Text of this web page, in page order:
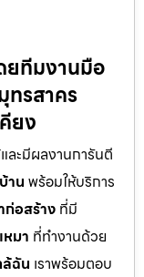
ยทีมงานมือ
ทรสาคร
ยง
และมีผลงานการันตี
านพร้อมให้บริการ
ก่อสร้าง ที่มี
หมา ที่ทำงานด้วย
ล้ฉัน เราพร้อมตอบ